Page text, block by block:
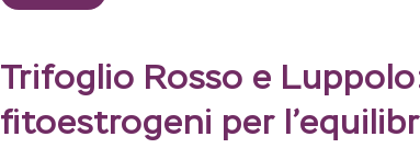
Trifoglio Rosso e
fitoestrogeni per